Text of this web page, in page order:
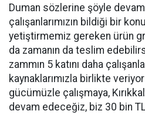
Duman sözlerine şöyle
çalışanlarımızın bildiği bir
yetiştirmemiz gereken ürün
da zamanın da teslim
zammın 5 katını daha
kaynaklarımızla birlikte veriyor
gücümüzle çalışmaya,
devam edeceğiz, biz 30 bin